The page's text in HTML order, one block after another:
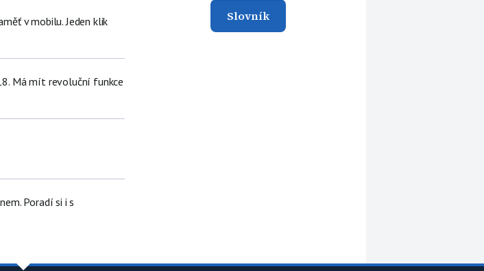
v mobilu. Jeden klik
Má mít revoluční funkce
Poradí si i s
Slovník